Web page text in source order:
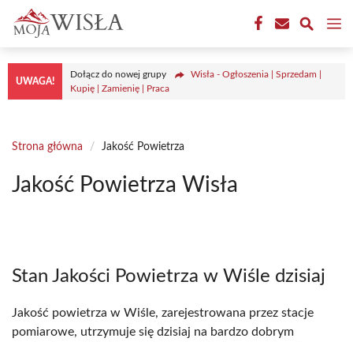
Przejdź
treści
UWAGA!
Dołącz do nowej grupy
Wisła - Ogłoszenia | Sprzedam |
Kupię | Zamienię | Praca
Strona główna / Jakość Powietrza
Jakość Powietrza Wisła
Stan Jakości Powietrza w Wiśle dzisiaj
Jakość powietrza w Wiśle, zarejestrowana przez stacje
pomiarowe, utrzymuje się dzisiaj na bardzo dobrym